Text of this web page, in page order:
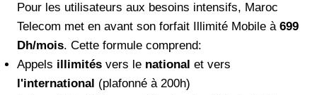
Pour les utilisateurs aux besoins intensifs, Maroc
Telecom met en avant son forfait Illimité Mobile à 699
Dh/mois. Cette formule comprend:
Appels illimités vers le national et vers
l'international (plafonné à 200h)